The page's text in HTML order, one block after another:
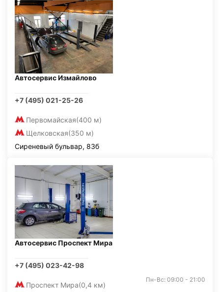
Автосервис Измайлово
+7 (495) 021-25-26
Первомайская(400 м)
Щелковская(350 м)
Сиреневый бульвар, 83б
Автосервис Проспект Мира
+7 (495) 023-42-98
Проспект Мира(0,4 км)
Пн-Вс: 09:00 - 21:00